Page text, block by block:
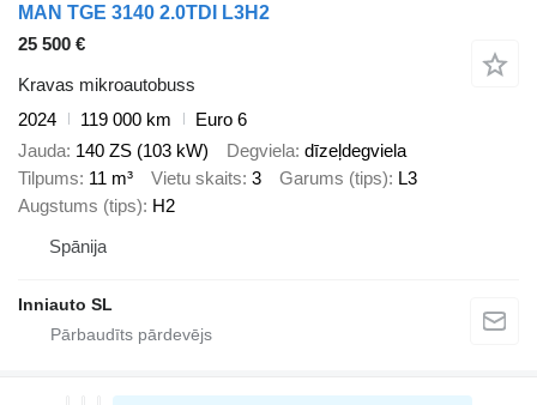
MAN TGE 3140 2.0TDI L3H2
25 500 €
Kravas mikroautobuss
2024
119 000 km
Euro 6
Jauda 140 ZS (103 kW) Degviela dīzeļdegviela
Tilpums 11 m³ Vietu skaits 3 Garums (tips) L3
Augstums (tips) H2
Spānija
Inniauto SL